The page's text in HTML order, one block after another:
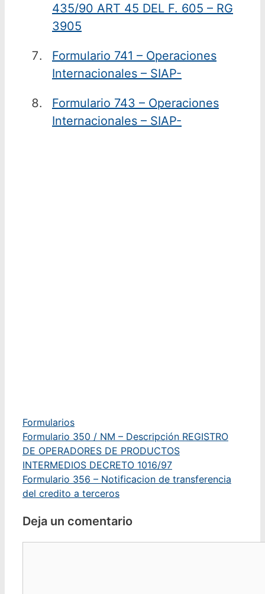
435/90 ART 45 DEL F. 605 – RG
3905
Formulario 741 – Operaciones
Internacionales – SIAP-
Formulario 743 – Operaciones
Internacionales – SIAP-
Categorías
Formularios
Formulario 350 / NM – Descripción REGISTRO
DE OPERADORES DE PRODUCTOS
INTERMEDIOS DECRETO 1016/97
Formulario 356 – Notificacion de transferencia
del credito a terceros
Deja un comentario